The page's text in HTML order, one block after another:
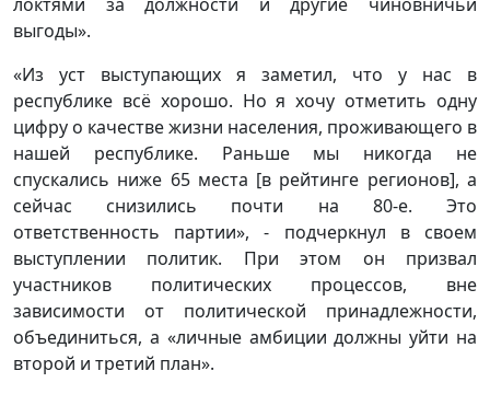
выгоды».
«Из уст выступающих я заметил, что у нас в
республике всё хорошо. Но я хочу отметить одну
цифру о качестве жизни населения, проживающего в
нашей республике. Раньше мы никогда не
спускались ниже 65 места [в рейтинге регионов], а
сейчас снизились почти на 80-е. Это
ответственность партии», - подчеркнул в своем
выступлении политик. При этом он призвал
участников политических процессов, вне
зависимости от политической принадлежности,
объединиться, а «личные амбиции должны уйти на
второй и третий план».